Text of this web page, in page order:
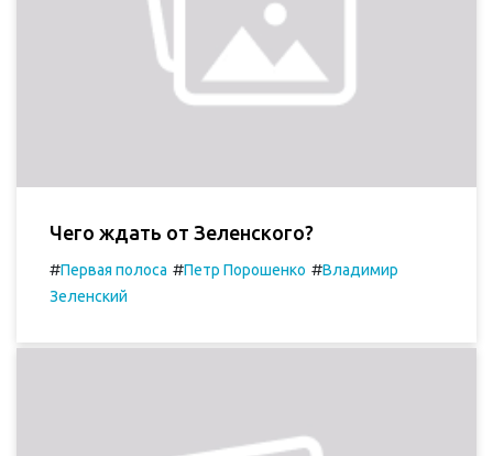
Чего ждать от Зеленского?
#Первая полоса #Петр Порошенко #Владимир
Зеленский